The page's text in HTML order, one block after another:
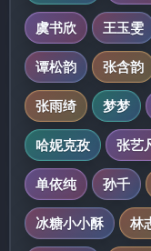
虞书欣
王玉雯
谭松韵
张含韵
张雨绮
梦梦
哈妮克孜
张艺
单依纯
孙千
冰糖小小酥
林